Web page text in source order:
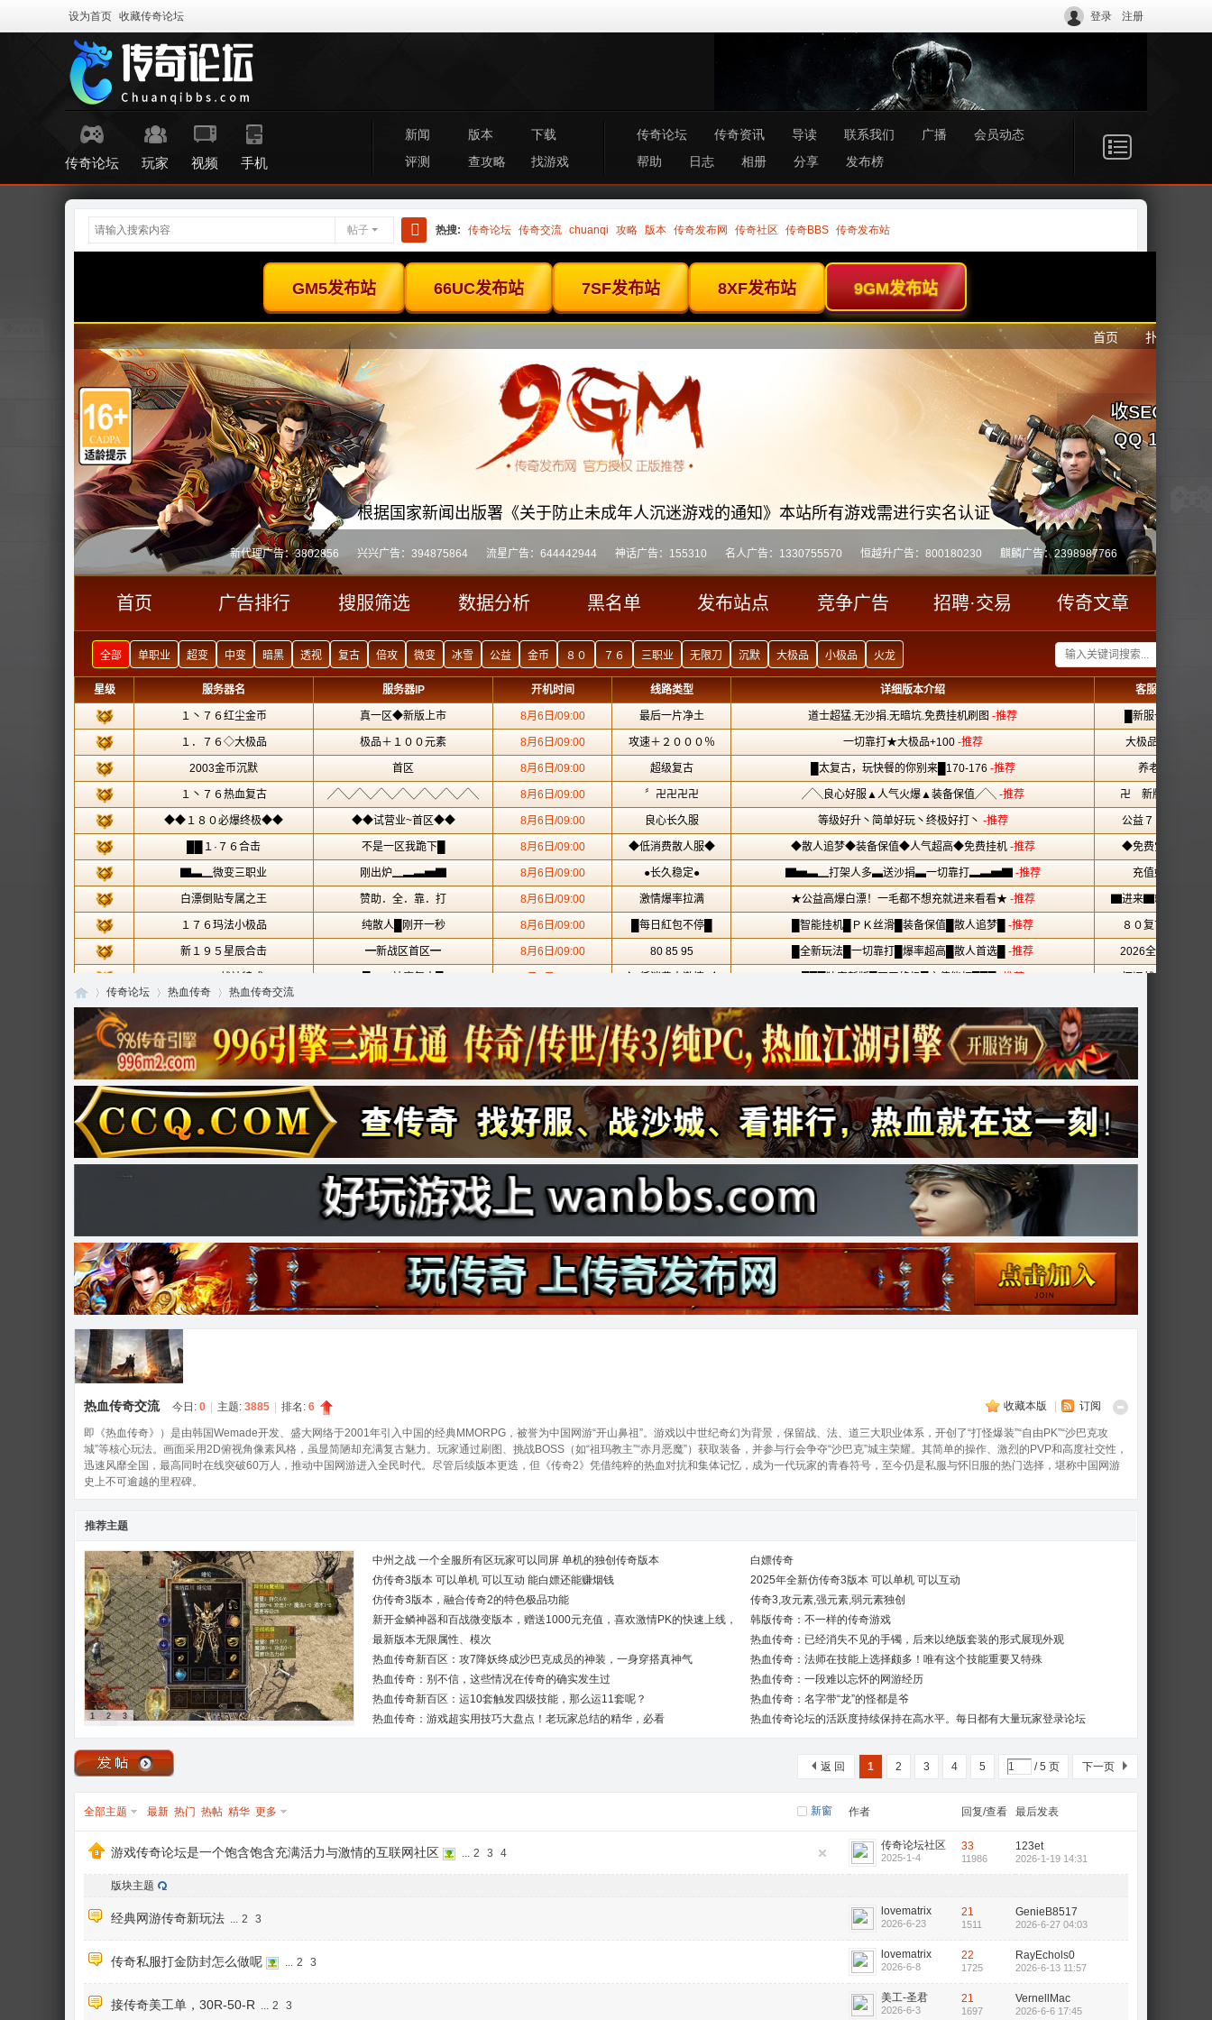
设为首页 收藏传奇论坛 登录 注册
传奇论坛 玩家 视频 手机
新闻 版本
下载
评测
查攻略 找游戏
传奇论坛 传奇资讯 导读 联系我们 广播
会员动态
帮助
日志 相册 分享 发布榜
帖子
搜
热搜: 传奇论坛 传奇交流 chuanqi 攻略 版本 传奇发布网 传奇社区 传奇BBS 传奇发布站
传
奇
论
»
传奇论坛
›
热血传奇 热血传奇交流
收藏本版 订阅
热血传奇交流 今日: 0 主题: 3885 排名: 6
即《热血传奇》）是由韩国Wemade开发、盛大网络于2001年引入中国的经典MMORPG，被誉为中国网游“开山鼻祖”。游戏以中世纪奇幻为背景，保留战、法、道三大职业体系，开创了“打怪爆装”“自由PK”“沙巴克攻
城”等核心玩法。画面采用2D俯视角像素风格，虽显简陋却充满复古魅力。玩家通过刷图、挑战BOSS（如“祖玛教主”“赤月恶魔”）获取装备，并参与行会争夺“沙巴克”城主荣耀。其简单的操作、激烈的PVP和高度社交性，
迅速风靡全国，最高同时在线突破60万人，推动中国网游进入全民时代。尽管后续版本更迭，但《传奇2》凭借纯粹的热血对抗和集体记忆，成为一代玩家的青春符号，至今仍是私服与怀旧服的热门选择，堪称中国网游
史上不可逾越的里程碑。
推荐主题
1 2 3
中州之战 一个全服所有区玩家可以同屏 单机的独创传奇版本
白嫖传奇
仿传奇3版本 可以单机 可以互动 能白嫖还能赚烟钱
2025年全新仿传奇3版本 可以单机 可以互动
仿传奇3版本，融合传奇2的特色极品功能
传奇3,攻元素,强元素,弱元素独创
新开金鳞神器和百战微变版本，赠送1000元充值，喜欢激情PK的快速上线，
➕A91681888
韩版传奇：不一样的传奇游戏
最新版本无限属性、模次
热血传奇：已经消失不见的手镯，后来以绝版套装的形式展现外观
热血传奇新百区：攻7降妖终成沙巴克成员的神装，一身穿搭真神气
热血传奇：法师在技能上选择颇多！唯有这个技能重要又特殊
热血传奇：别不信，这些情况在传奇的确实发生过
热血传奇：一段难以忘怀的网游经历
热血传奇新百区：运10套触发四级技能，那么运11套呢？
热血传奇：名字带“龙”的怪都是爷
热血传奇：游戏超实用技巧大盘点！老玩家总结的精华，必看
热血传奇论坛的活跃度持续保持在高水平。每日都有大量玩家登录论坛
1 2 3 4 5 / 5 页 下一页
返 回
新窗
全部主题 最新 热门 热帖 精华 更多 作者 回复/查看 最后发表
游戏传奇论坛是一个饱含饱含充满活力与激情的互联网社区 ... 2 3 4
传奇论坛社区
2025-1-4
33
11986
123et
2026-1-19 14:31
版块主题
经典网游传奇新玩法 ... 2 3
lovematrix
2026-6-23
21
1511
GenieB8517
2026-6-27 04:03
传奇私服打金防封怎么做呢 ... 2 3
lovematrix
2026-6-8
22
1725
RayEchols0
2026-6-13 11:57
接传奇美工单，30R-50-R ... 2 3
美工-圣君
2026-6-3
21
1697
VernellMac
2026-6-6 17:45